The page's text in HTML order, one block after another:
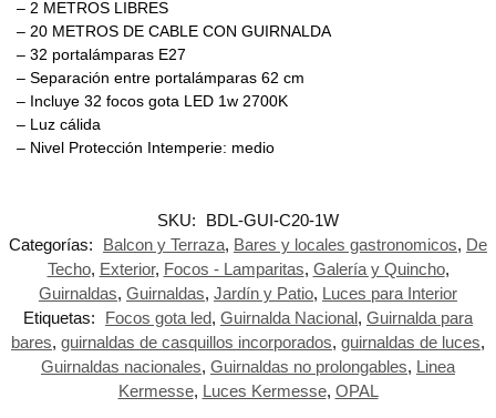
– 2 METROS LIBRES
– 20 METROS DE CABLE CON GUIRNALDA
– 32 portalámparas E27
– Separación entre portalámparas 62 cm
– Incluye 32 focos gota LED 1w 2700K
– Luz cálida
– Nivel Protección Intemperie: medio
SKU:
BDL-GUI-C20-1W
Categorías:
Balcon y Terraza, Bares y locales gastronomicos, De
Techo, Exterior, Focos - Lamparitas, Galería y Quincho,
Guirnaldas, Guirnaldas, Jardín y Patio, Luces para Interior
Etiquetas:
Focos gota led, Guirnalda Nacional, Guirnalda para
bares, guirnaldas de casquillos incorporados, guirnaldas de luces,
Guirnaldas nacionales, Guirnaldas no prolongables, Linea
Kermesse, Luces Kermesse, OPAL